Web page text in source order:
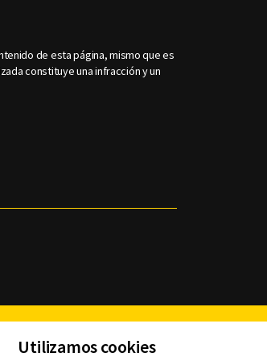
de esta página, mismo que es
constituye una infracción y un
Utilizamos cookies